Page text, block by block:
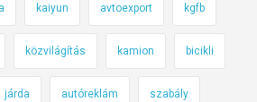
kaiyun avtoexport kgfb
közvilágítás kamion bicikli
járda autóreklám szabály